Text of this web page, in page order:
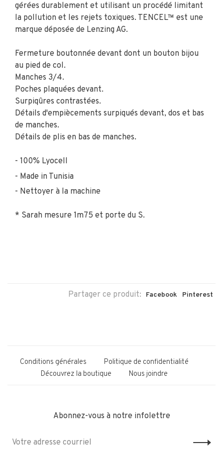
gérées durablement et utilisant un procédé limitant
la pollution et les rejets toxiques. TENCEL™ est une
marque déposée de Lenzing AG.
Fermeture boutonnée devant dont un bouton bijou
au pied de col.
Manches 3/4.
Poches plaquées devant.
Surpiqûres contrastées.
Détails d'empiècements surpiqués devant, dos et bas
de manches.
Détails de plis en bas de manches.
100% Lyocell
Made in Tunisia
Nettoyer à la machine
* Sarah mesure 1m75 et porte du S.
Partager ce produit: Facebook Pinterest
Conditions générales
Politique de confidentialité
Découvrez la boutique
Nous joindre
Abonnez-vous à notre infolettre